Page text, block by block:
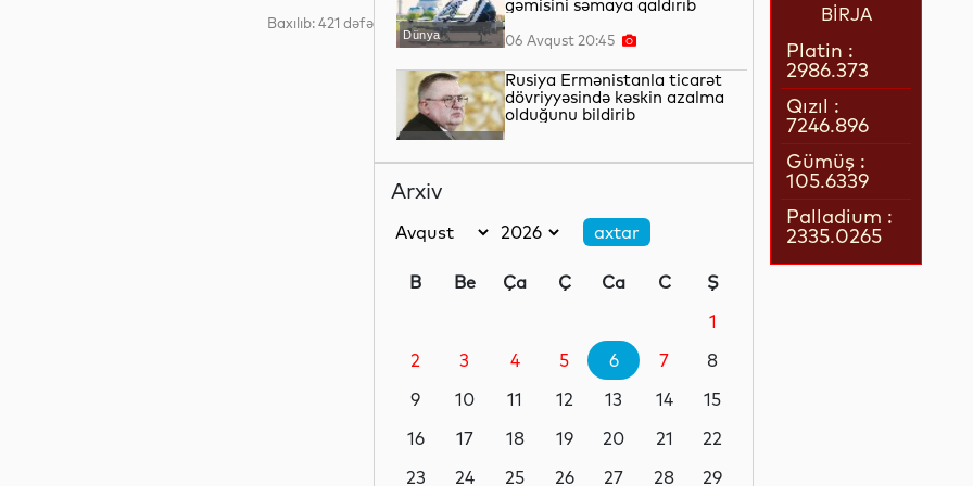
Baxılıb: 421 dəfə
Dünya
gəmisini səmaya qaldırıb
06 Avqust 20:45
Dünya
Rusiya Ermənistanla ticarət
dövriyyəsində kəskin azalma
olduğunu bildirib
azalıb
İdman 06 Avqust 19:26
İqtisadiyyat
İlin birinci yarısında “Azəri-
dövlətinə 2 milyard kubmetr
06 Avqust 18:55
Arxiv
B Be Ça Ç Ca C
Ş
1
2
3 4 5 6 7
8
9
10 11 12 13 14
15
16
17 18 19 20 21
22
23
24 25 26 27 28
29
BİRJA
Platin :
2986.373
Qızıl :
7246.896
Gümüş :
105.6339
Palladium :
2335.0265